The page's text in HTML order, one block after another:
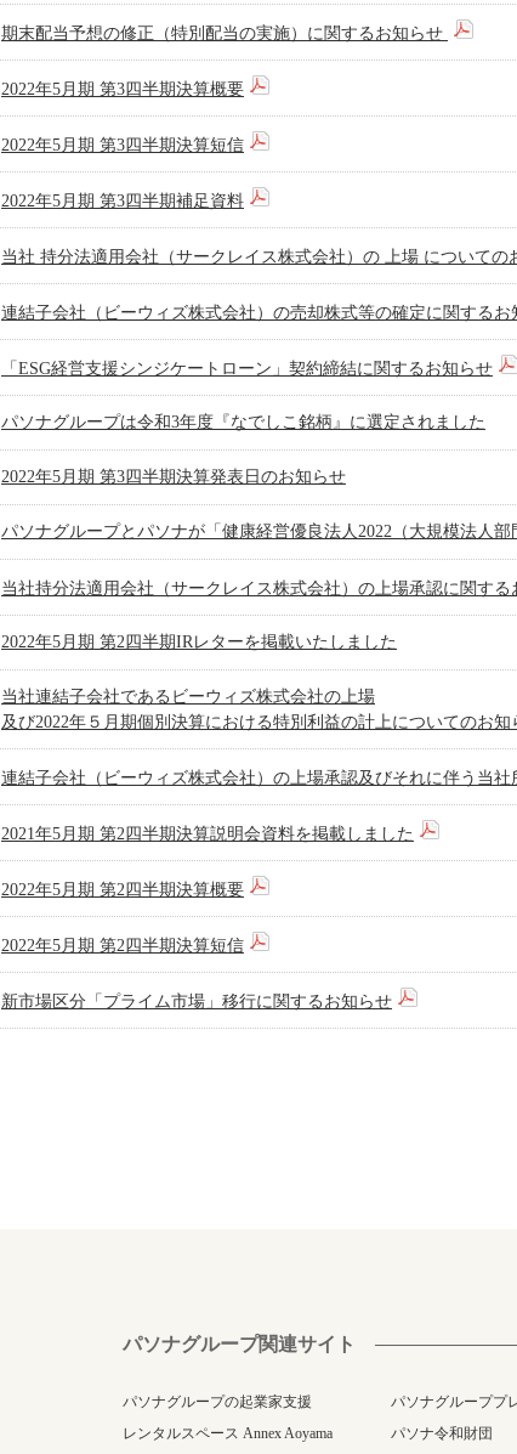
期末配当予想の修正（特別配当の実施）に関するお知らせ
2022年5月期 第3四半期決算概要
2022年5月期 第3四半期決算短信
2022年5月期 第3四半期補足資料
当社 持分法適用会社（サークレイス株式会社）の 上場 についての
連結子会社（ビーウィズ株式会社）の売却株式等の確定に関するお
「ESG経営支援シンジケートローン」契約締結に関するお知らせ
パソナグループは令和3年度『なでしこ銘柄』に選定されました
2022年5月期 第3四半期決算発表日のお知らせ
パソナグループとパソナが「健康経営優良法人2022（大規模法人
当社持分法適用会社（サークレイス株式会社）の上場承認に関する
2022年5月期 第2四半期IRレターを掲載いたしました
当社連結子会社であるビーウィズ株式会社の上場
及び2022年５月期個別決算における特別利益の計上についてのお知
連結子会社（ビーウィズ株式会社）の上場承認及びそれに伴う当
2021年5月期 第2四半期決算説明会資料を掲載しました
2022年5月期 第2四半期決算概要
2022年5月期 第2四半期決算短信
新市場区分「プライム市場」移行に関するお知らせ
パソナグループ関連サイト
パソナグループの起業家支援 パソナグループプ
レンタルスペース Annex Aoyama
パソナ令和財団